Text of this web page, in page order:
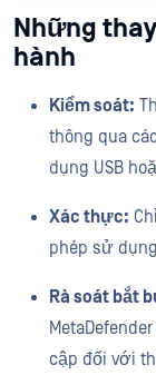
Những
hành
Kiểm soát:
thông qua
dụng USB
Xác thực:
phép sử
Rà soát bắt
cập đối với